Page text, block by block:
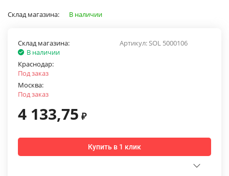
Склад магазина: В наличии
Артикул:SOL 5000106
Склад магазина:
В наличии
Краснодар:
Под заказ
Москва:
Под заказ
4 133,75 ₽
Купить в 1 клик